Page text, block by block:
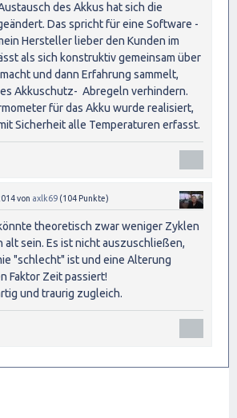
des Akkus hat sich die
Das spricht für eine Software -
Hersteller lieber den Kunden im
als sich konstruktiv gemeinsam über
und dann Erfahrung sammelt,
Akkuschutz- Abregeln verhindern.
für das Akku wurde realisiert,
Sicherheit alle Temperaturen erfasst.
von axlk69 (104 Punkte)
theoretisch zwar weniger Zyklen
alt sein. Es ist nicht auszuschließen,
"schlecht" ist und eine Alterung
Faktor Zeit passiert!
und traurig zugleich.